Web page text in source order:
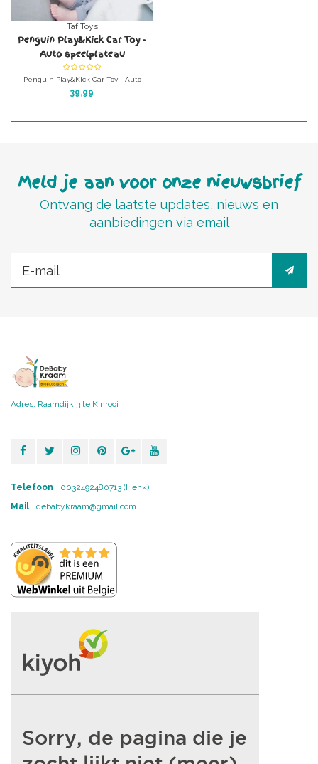
Taf Toys
Penguin Play&Kick Car Toy -
Auto speelplateau
Penguin Play&Kick Car Toy - Auto
speelplateau
39,99
Meld je aan voor onze nieuwsbrief
Ontvang de laatste updates, nieuws en
aanbiedingen via email
Adres: Raamdijk 3 te Kinrooi
Telefoon
0032492480713 (Henk)
Mail
debabykraam@gmail.com